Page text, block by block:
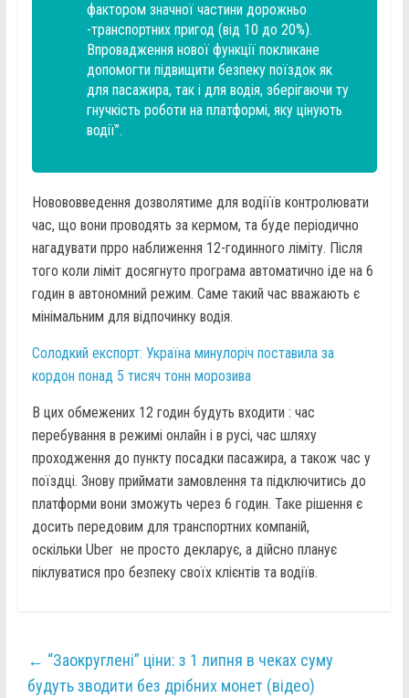
фактором значної частини дорожньо
-транспортних пригод (від 10 до 20%).
Впровадження нової функції покликане
допомогти підвищити безпеку поїздок як
для пасажира, так і для водія, зберігаючи ту
гнучкість роботи на платформі, яку цінують
водії”.
Новововведення дозволятиме для водіїїв контролювати
час, що вони проводять за кермом, та буде періодично
нагадувати прро наближення 12-годинного ліміту. Після
того коли ліміт досягнуто програма автоматично іде на 6
годин в автономний режим. Саме такий час вважають є
мінімальним для відпочинку водія.
Солодкий експорт: Україна минулоріч поставила за
кордон понад 5 тисяч тонн морозива
В цих обмежених 12 годин будуть входити : час
перебування в режимі онлайн і в русі, час шляху
проходження до пункту посадки пасажира, а також час у
поїздці. Знову приймати замовлення та підключитись до
платформи вони зможуть через 6 годин. Таке рішення є
досить передовим для транспортних компаній,
оскільки Uber не просто декларує, а дійсно планує
піклуватися про безпеку своїх клієнтів та водіїв.
← “Заокруглені” ціни: з 1 липня в чеках суму
будуть зводити без дрібних монет (відео)